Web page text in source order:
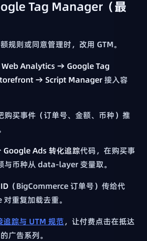
Tag Manager（最
规则或同意管理时，改用 GTM。
Analytics → Google Tag
→ Script Manager接入容
购买事件（订单号、金额、币种）推
Google Ads 转化追踪代码，在购买事
与币种从 data-layer 变量取。
（BigCommerce 订单号）传给代
重复加载去重。
追踪与 UTM 规范，让付费点击在抵达
广告系列。